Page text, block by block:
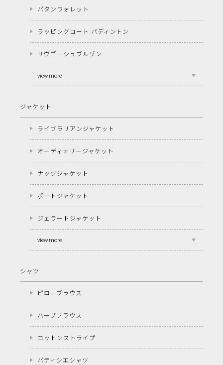
パタンウォレット
ラッピングコート パディントン
リヴゴーシュブルゾン
view more
ジャケット
ライブラリアンジャケット
オーディナリージャケット
ナッツジャケット
ポートジャケット
ジェラートジャケット
view more
シャツ
ピローブラウス
ハーブブラウス
コットンストライプ
パティシエシャツ